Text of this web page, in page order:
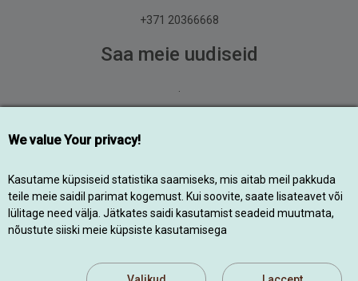
We value Your privacy!
Kasutame küpsiseid statistika saamiseks, mis aitab meil pakkuda
teile meie saidil parimat kogemust. Kui soovite, saate lisateavet või
lülitage need välja. Jätkates saidi kasutamist seadeid muutmata,
nõustute siiski meie küpsiste kasutamisega
+371 20366668
Saa meie uudiseid
© 2014-2026 Kõik õigused kaitstud
Designed by